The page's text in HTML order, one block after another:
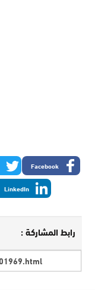
Facebook
LinkedIn
رابط المشاركة :